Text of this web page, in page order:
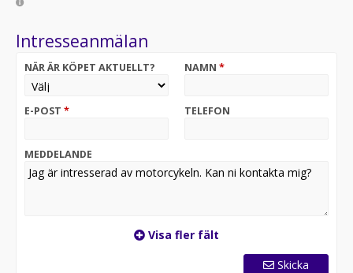
Intresseanmälan
NÄR ÄR KÖPET AKTUELLT? NAMN *
E-POST * TELEFON
MEDDELANDE
Visa fler fält
Skicka